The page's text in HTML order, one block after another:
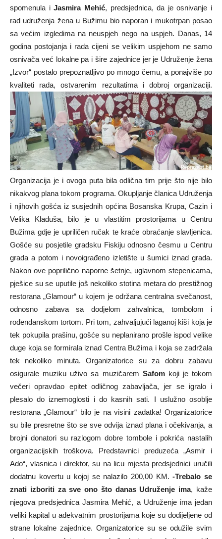
spomenula iJasmira Mehić, predsjednica, da je osnivanje i
rad udruženja žena u Bužimu bio naporan i mukotrpan posao
sa većim izgledima na neuspjeh nego na uspjeh. Danas, 14
godina postojanja i rada cijeni se velikim uspjehom ne samo
osnivača već lokalne pa i šire zajednice jer je Udruženje žena
„Izvor“ postalo prepoznatljivo po mnogo čemu, a ponajviše po
kvaliteti rada, ostvarenim rezultatima i dobroj organizaciji.
Organizacija je i ovoga puta bila odlična tim prije što nije bilo
nikakvog plana tokom programa. Okupljanje članica Udruženja
i njihovih gošća iz susjednih općina Bosanska Krupa, Cazin i
Velika Kladuša, bilo je u vlastitim prostorijama u Centru
Bužima gdje je upriličen ručak te kraće obraćanje slavljenica.
Gošće su posjetile gradsku Fiskiju odnosno česmu u Centru
grada a potom i novoigrađeno izletište u šumici iznad grada.
Nakon ove poprilično naporne šetnje, uglavnom stepenicama,
pješice su se uputile još nekoliko stotina metara do prestižnog
restorana „Glamour“ u kojem je održana centralna svečanost,
odnosno zabava sa dodjelom zahvalnica, tombolom i
rođendanskom tortom. Pri tom, zahvaljujući laganoj kiši koja je
tek pokupila prašinu, gošće su neplanirano prošle ispod velike
duge koja se formirala iznad Centra Bužima i koja se zadržala
tek nekoliko minuta. Organizatorice su za dobru zabavu
osigurale muziku uživo sa muzičarem Safomkoji je tokom
večeri opravdao epitet odličnog zabavljača, jer se igralo i
plesalo do iznemoglosti i do kasnih sati. I uslužno osoblje
restorana „Glamour“ bilo je na visini zadatka! Organizatorice
su bile presretne što se sve odvija iznad plana i očekivanja, a
brojni donatori su razlogom dobre tombole i pokrića nastalih
organizacijskih troškova. Predstavnici preduzeća „Asmir i
Ado“, vlasnica i direktor, su na licu mjesta predsjednici uručili
dodatnu kovertu u kojoj se nalazilo 200,00 KM.-Trebalo se
znati izboriti za sve ono što danas Udruženje ima, kaže
njegova predsjednica Jasmira Mehić, a Udruženje ima jedan
veliki kapital u adekvatnim prostorijama koje su dodijeljene od
strane lokalne zajednice. Organizatorice su se odužile svim